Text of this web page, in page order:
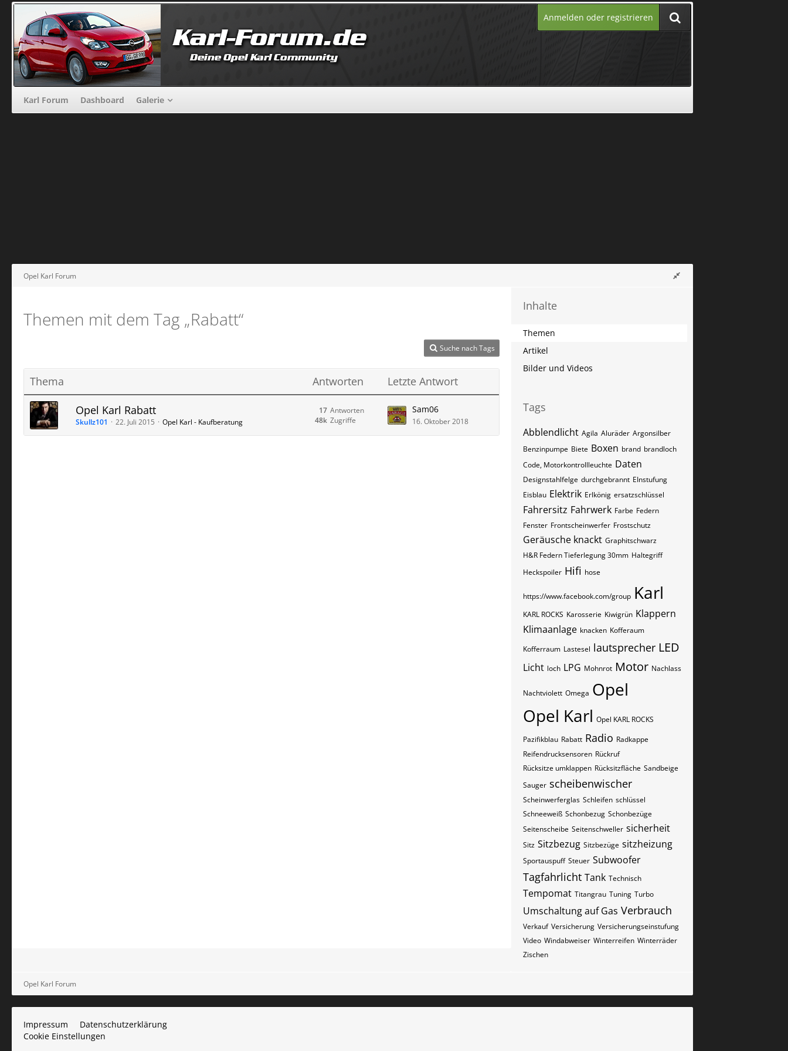
Anmelden oder registrieren
Karl Forum Dashboard Galerie
Opel Karl Forum
Themen mit dem Tag „Rabatt“
Suche nach Tags
Thema Antworten Letzte Antwort
Opel Karl Rabatt
Skullz101 22. Juli 2015 Opel Karl - Kaufberatung
Antworten
17
Zugriffe
48k
Sam06
16. Oktober 2018
Inhalte
Themen
Artikel
Bilder und Videos
Tags
Abblendlicht Agila Aluräder Argonsilber
Benzinpumpe Biete Boxen brand brandloch
Code, Motorkontrollleuchte Daten
Designstahlfelge durchgebrannt EInstufung
Eisblau Elektrik Erlkönig ersatzschlüssel
Fahrersitz Fahrwerk Farbe Federn
Fenster Frontscheinwerfer Frostschutz
Geräusche knackt Graphitschwarz
H&R Federn Tieferlegung 30mm Haltegriff
Heckspoiler Hifi hose
https://www.facebook.com/group Karl
KARL ROCKS Karosserie Kiwigrün Klappern
Klimaanlage knacken Kofferaum
Kofferraum Lastesel lautsprecher LED
Licht loch LPG Mohnrot Motor Nachlass
Nachtviolett Omega Opel
Opel Karl Opel KARL ROCKS
Pazifikblau Rabatt Radio Radkappe
Reifendrucksensoren Rückruf
Rücksitze umklappen Rücksitzfläche Sandbeige
Sauger scheibenwischer
Scheinwerferglas Schleifen schlüssel
Schneeweiß Schonbezug Schonbezüge
Seitenscheibe Seitenschweller sicherheit
Sitz Sitzbezug Sitzbezüge sitzheizung
Sportauspuff Steuer Subwoofer
Tagfahrlicht Tank Technisch
Tempomat Titangrau Tuning Turbo
Umschaltung auf Gas Verbrauch
Verkauf Versicherung Versicherungseinstufung
Video Windabweiser Winterreifen Winterräder
Zischen
Opel Karl Forum
Impressum
Datenschutzerklärung
Cookie Einstellungen